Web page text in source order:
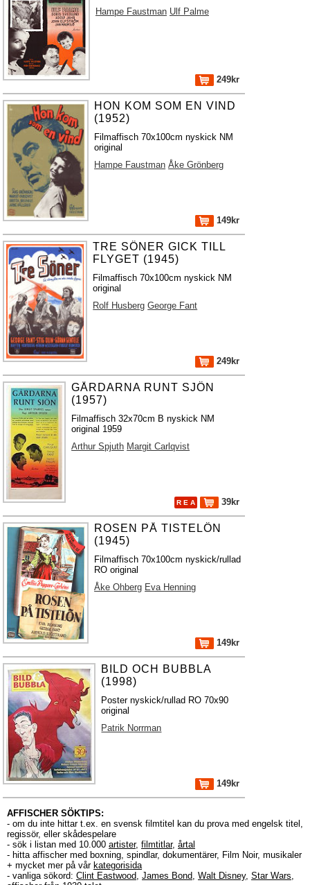
Hampe Faustman Ulf Palme
249kr
HON KOM SOM EN VIND
(1952)
Filmaffisch 70x100cm nyskick NM
original
Hampe Faustman Åke Grönberg
149kr
TRE SÖNER GICK TILL
FLYGET (1945)
Filmaffisch 70x100cm nyskick NM
original
Rolf Husberg George Fant
249kr
GÅRDARNA RUNT SJÖN
(1957)
Filmaffisch 32x70cm B nyskick NM
original 1959
Arthur Spjuth Margit Carlqvist
R E A 39kr
ROSEN PÅ TISTELÖN
(1945)
Filmaffisch 70x100cm nyskick/rullad
RO original
Åke Ohberg Eva Henning
149kr
BILD OCH BUBBLA
(1998)
Poster nyskick/rullad RO 70x90
original
Patrik Norrman
149kr
AFFISCHER SÖKTIPS:
- om du inte hittar t.ex. en svensk filmtitel kan du prova med engelsk titel,
regissör, eller skådespelare
- sök i listan med 10.000 artister, filmtitlar, årtal
- hitta affischer med boxning, spindlar, dokumentärer, Film Noir, musikaler
+ mycket mer på vår kategorisida
- vanliga sökord: Clint Eastwood, James Bond, Walt Disney, Star Wars,